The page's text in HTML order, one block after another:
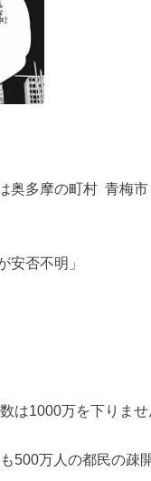
奥多摩の町村 青梅
安否不明」
は1000万を下りませ
500万人の都民の疎